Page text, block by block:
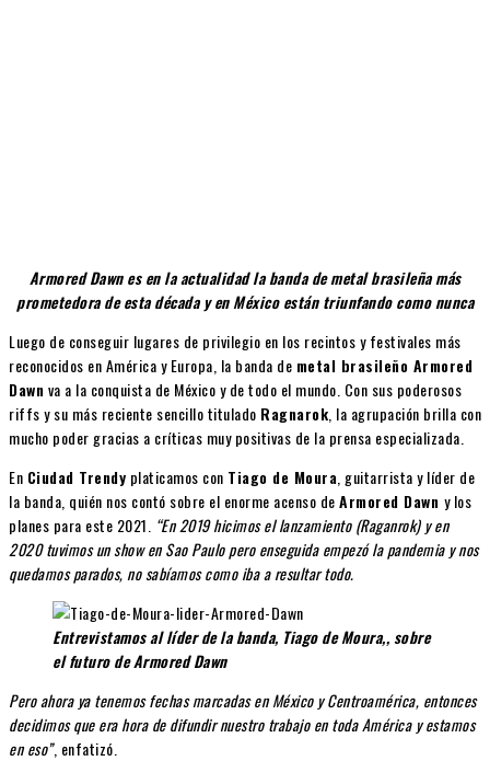
Armored Dawn es en la actualidad la banda de metal brasileña más
prometedora de esta década y en México están triunfando como nunca
Luego de conseguir lugares de privilegio en los recintos y festivales más
reconocidos en América y Europa, la banda de metal brasileño Armored
Dawnva a la conquista de México y de todo el mundo. Con sus poderosos
riffs y su más reciente sencillo titulado Ragnarok , la agrupación brilla con
mucho poder gracias a críticas muy positivas de la prensa especializada.
En Ciudad Trendy platicamos con Tiago de Moura , guitarrista y líder de
la banda, quién nos contó sobre el enorme acenso deArmored Dawn y los
planes para este 2021. “En 2019 hicimos el lanzamiento (Raganrok) y en
2020 tuvimos un show en Sao Paulo pero enseguida empezó la pandemia y nos
quedamos parados, no sabíamos como iba a resultar todo.
Entrevistamos al líder de la banda, Tiago de Moura,, sobre
el futuro de Armored Dawn
Pero ahora ya tenemos fechas marcadas en México y Centroamérica, entonces
decidimos que era hora de difundir nuestro trabajo en toda América y estamos
en eso”, enfatizó.